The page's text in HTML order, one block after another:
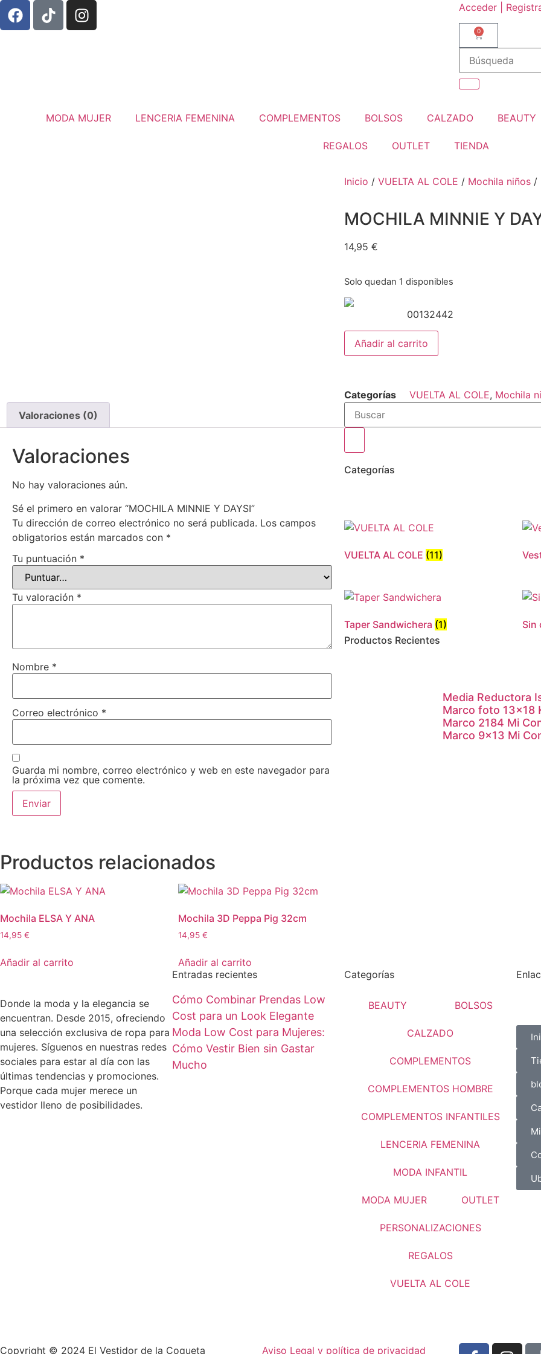
Acceder |
0
MODA MUJER LENCERIA FEMENINA COMPLEMENTOS BOLSOS CALZADO BEAUTY
REGALOS OUTLET TIENDA
Inicio / VUELTA AL COLE / Mochila niños /
MOCHILA MINNIE Y
14,95 €
Solo quedan 1 disponibles
00132442
Añadir al carrito
Categorías VUELTA AL COLE, Mochila
Valoraciones (0)
Valoraciones
No hay valoraciones aún.
Sé el primero en valorar “MOCHILA MINNIE Y DAYSI”
Tu dirección de correo electrónico no será publicada. Los campos
obligatorios están marcados con *
Tu puntuación *
Tu valoración *
Nombre *
Correo electrónico *
Guarda mi nombre, correo electrónico y web en este navegador para
la próxima vez que comente.
Productos relacionados
Mochila ELSA Y ANA
14,95 €
Añadir al carrito
Mochila 3D Peppa Pig 32cm
14,95 €
Añadir al carrito
Categorías
VUELTA AL COLE (11)
Taper Sandwichera (1)
Sin
Productos Recientes
Media Reductora
Marco foto 13×18
Marco 2184 Mi
Marco 9×13 Mi
Donde la moda y la elegancia se
encuentran. Desde 2015, ofreciendo
una selección exclusiva de ropa para
mujeres. Síguenos en nuestras redes
sociales para estar al día con las
últimas tendencias y promociones.
Porque cada mujer merece un
vestidor lleno de posibilidades.
Entradas recientes
Cómo Combinar Prendas Low
Cost para un Look Elegante
Moda Low Cost para Mujeres:
Cómo Vestir Bien sin Gastar
Mucho
Categorías
BEAUTY BOLSOS
CALZADO
COMPLEMENTOS
COMPLEMENTOS HOMBRE
COMPLEMENTOS INFANTILES
LENCERIA FEMENINA
MODA INFANTIL
MODA MUJER OUTLET
PERSONALIZACIONES
REGALOS
VUELTA AL COLE
Copyright © 2024 El Vestidor de la Coqueta Aviso Legal y política de privacidad